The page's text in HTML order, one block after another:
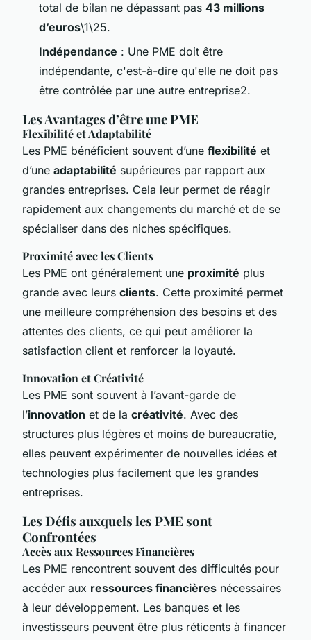
total de bilan ne dépassant pas 43 millions
d’euros\1\25.
Indépendance : Une PME doit être
indépendante, c'est-à-dire qu'elle ne doit pas
être contrôlée par une autre entreprise2.
Les Avantages d’être une PME
Flexibilité et Adaptabilité
Les PME bénéficient souvent d’une flexibilité et
d’une adaptabilité supérieures par rapport aux
grandes entreprises. Cela leur permet de réagir
rapidement aux changements du marché et de se
spécialiser dans des niches spécifiques.
Proximité avec les Clients
Les PME ont généralement une proximité plus
grande avec leurs clients. Cette proximité permet
une meilleure compréhension des besoins et des
attentes des clients, ce qui peut améliorer la
satisfaction client et renforcer la loyauté.
Innovation et Créativité
Les PME sont souvent à l’avant-garde de
l’innovation et de la créativité. Avec des
structures plus légères et moins de bureaucratie,
elles peuvent expérimenter de nouvelles idées et
technologies plus facilement que les grandes
entreprises.
Les Défis auxquels les PME sont
Confrontées
Accès aux Ressources Financières
Les PME rencontrent souvent des difficultés pour
accéder aux ressources financières nécessaires
à leur développement. Les banques et les
investisseurs peuvent être plus réticents à financer